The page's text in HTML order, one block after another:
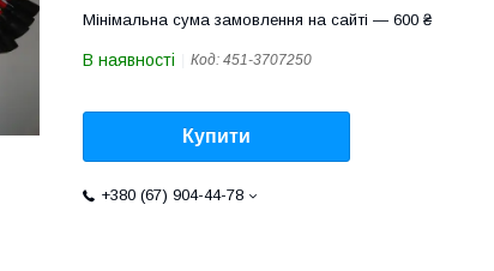
Мінімальна сума замовлення на сайті — 600 ₴
В наявності Код: 451-3707250
Купити
+380 (67) 904-44-78